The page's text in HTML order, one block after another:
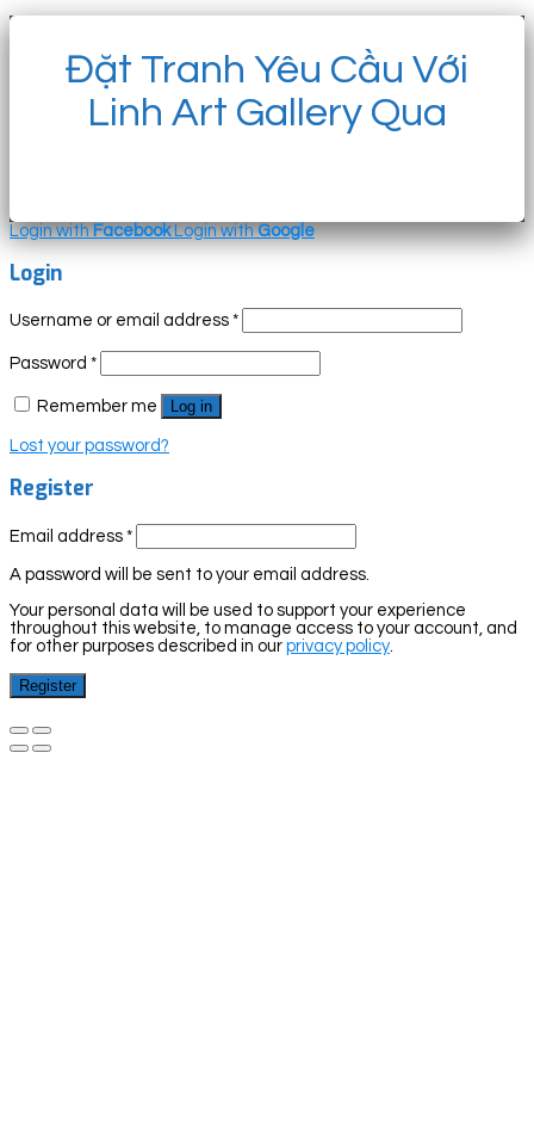
Đặt Tranh Yêu Cầu Với
Linh Art Gallery Qua
Login withFacebook Login withGoogle
Login
Username or email address *
Password *
Remember me Log in
Lost your password?
Register
Email address *
A password will be sent to your email address.
Your personal data will be used to support your experience
throughout this website, to manage access to your account, and
for other purposes described in our privacy policy.
Register